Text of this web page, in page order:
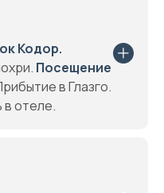
Кодор.
Посещение
в Глазго.
отеле.